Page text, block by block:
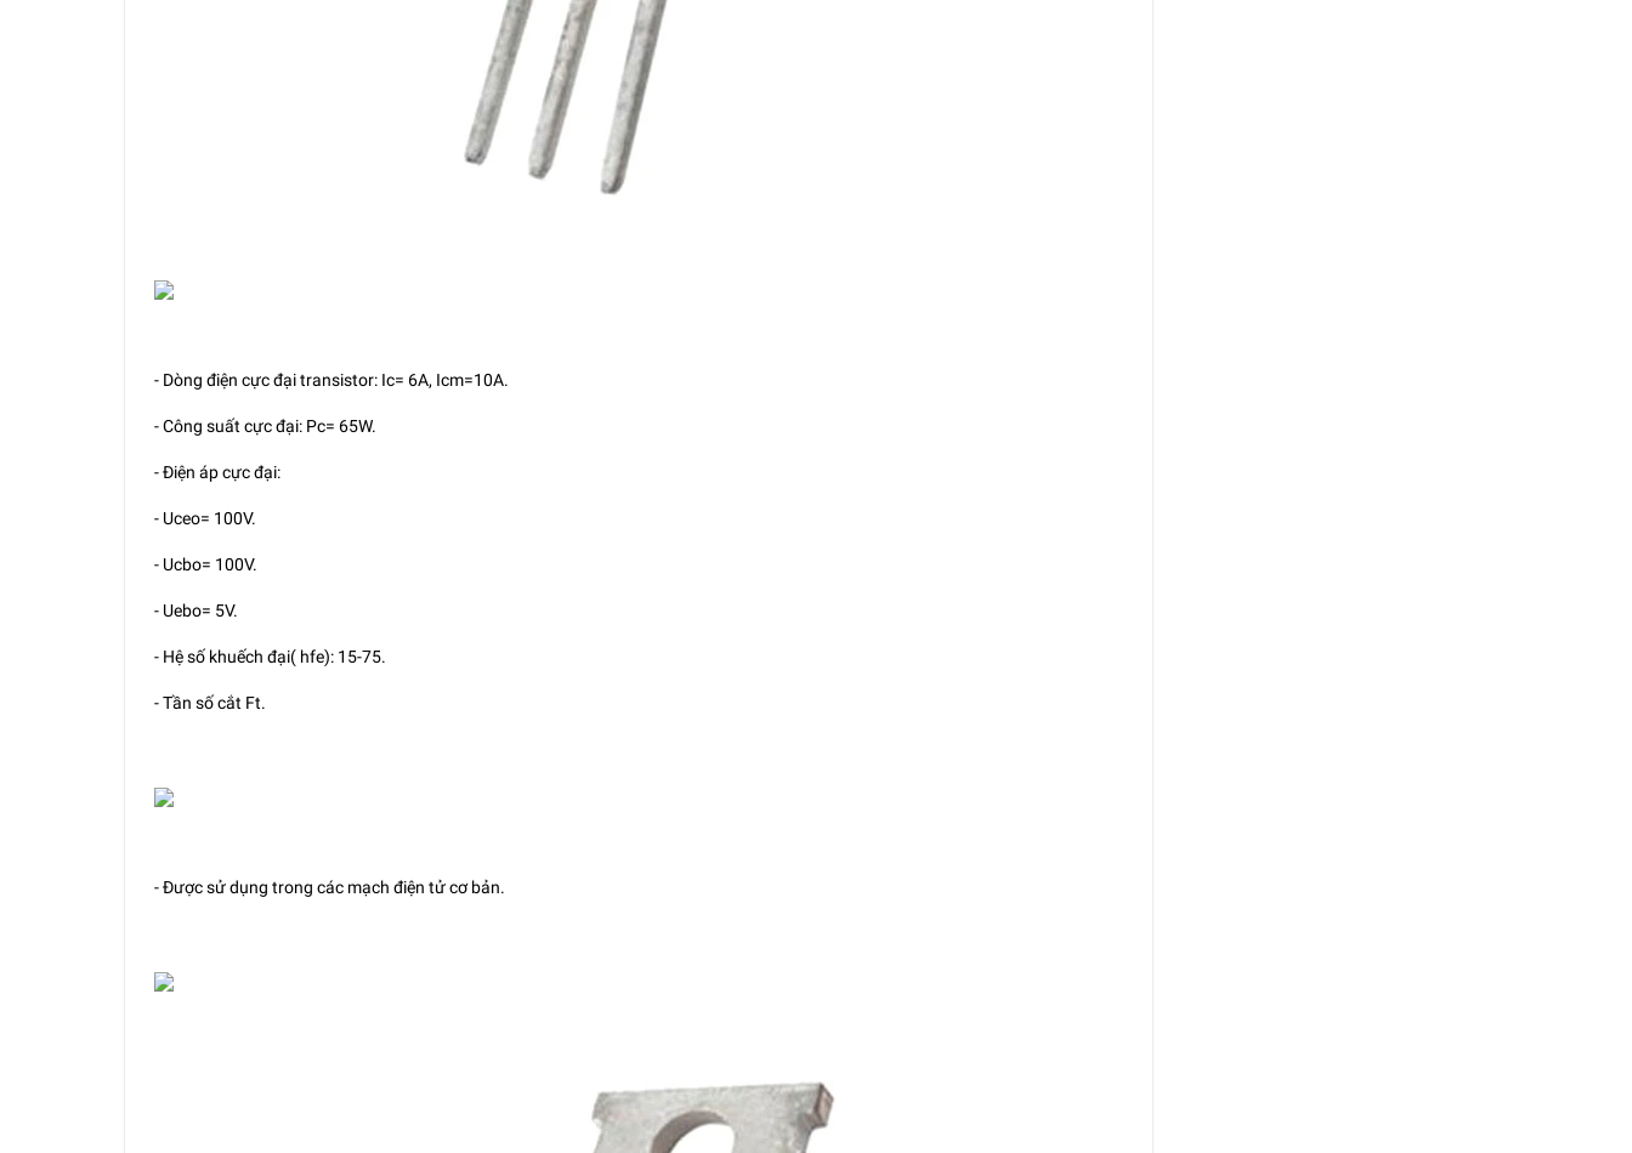
- Dòng điện cực đại transistor: Ic= 6A, Icm=10A.
- Công suất cực đại: Pc= 65W.
- Điện áp cực đại:
- Uceo= 100V.
- Ucbo= 100V.
- Uebo= 5V.
- Hệ số khuếch đại( hfe): 15-75.
- Tần số cắt Ft.
- Được sử dụng trong các mạch điện tử cơ bản.